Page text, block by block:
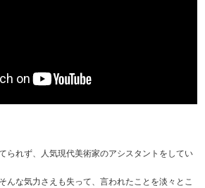
られず、人気現代美術家のアシスタントをしてい
んな気力さえも失って、言われたことを淡々とこ